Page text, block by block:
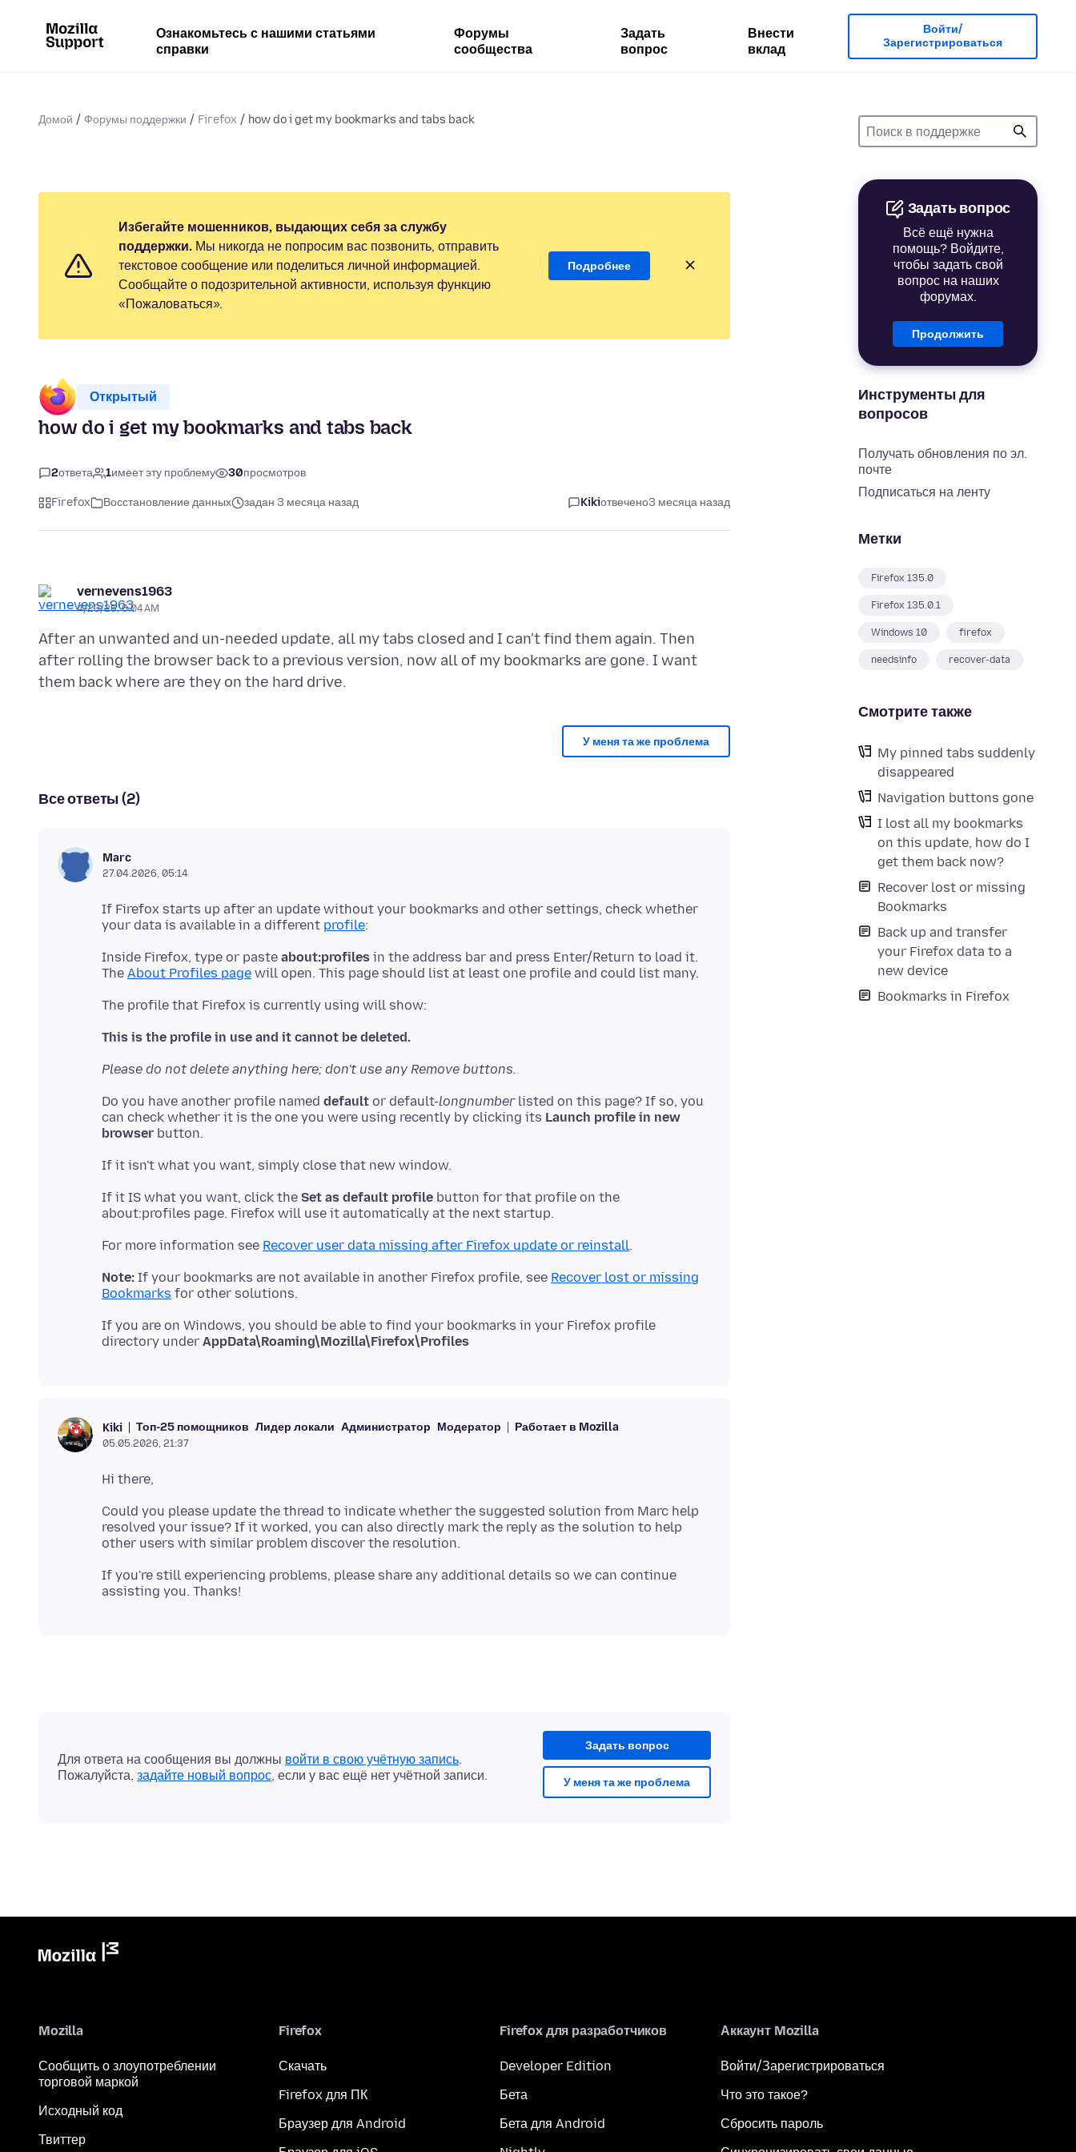
Ознакомьтесь с нашими статьями
справки
Форумы
сообщества
Задать
вопрос
Внести
вклад
Войти/
Зарегистрироваться
Домой Форумы поддержки Firefox how do i get my bookmarks and tabs back
Задать вопрос
Всё ещё нужна
помощь? Войдите,
чтобы задать свой
вопрос на наших
форумах.
Продолжить
Инструменты для
вопросов
Получать обновления по эл.
почте
Подписаться на ленту
Метки
Firefox 135.0
Firefox 135.0.1
Windows 10 firefox
needsinfo recover-data
Смотрите также
My pinned tabs suddenly
disappeared
Navigation buttons gone
I lost all my bookmarks
on this update, how do I
get them back now?
Recover lost or missing
Bookmarks
Back up and transfer
your Firefox data to a
new device
Bookmarks in Firefox
Избегайте мошенников, выдающих себя за службу
поддержки. Мы никогда не попросим вас позвонить, отправить
текстовое сообщение или поделиться личной информацией.
Сообщайте о подозрительной активности, используя функцию
«Пожаловаться».
Подробнее
Открытый
how do i get my bookmarks and tabs back
2ответа 1имеет эту проблему 30просмотров
Firefox Восстановление данных задан 3 месяца назад Kikiотвечено3 месяца назад
vernevens1963
4/23/26, 6:04 AM
After an unwanted and un-needed update, all my tabs closed and I can't find them again. Then
after rolling the browser back to a previous version, now all of my bookmarks are gone. I want
У меня та же проблема
Все ответы (2)
Marc
27.04.2026, 05:14
If Firefox starts up after an update without your bookmarks and other settings, check whether
your data is available in a different profile
Inside Firefox, type or paste about:profiles in the address bar and press Enter/Return to load it.
The About Profiles page
The profile that Firefox is currently using will show:
This is the profile in use and it cannot be deleted.
Please do not delete anything here; don't use any Remove buttons.
Do you have another profile named default or default-longnumberlisted on this page? If so, you
can check whether it is the one you were using recently by clicking its Launch profile in new
browser
If it IS what you want, click the Set as default profile button for that profile on the
For more information see Recover user data missing after Firefox update or reinstall
Note: If your bookmarks are not available in another Firefox profile, see Recover lost or missing
Bookmarks
If you are on Windows, you should be able to find your bookmarks in your Firefox profile
directory under AppData\Roaming\Mozilla\Firefox\Profiles
Kiki Топ-25 помощников Лидер локали Администратор Модератор Работает в Mozilla
05.05.2026, 21:37
Could you please update the thread to indicate whether the suggested solution from Marc help
resolved your issue? If it worked, you can also directly mark the reply as the solution to help
If you're still experiencing problems, please share any additional details so we can continue
Задать вопрос
У меня та же проблема
Для ответа на сообщения вы должны войти в свою учётную запись.
Пожалуйста, задайте новый вопрос, если у вас ещё нет учётной записи.
Mozilla
Сообщить о злоупотреблении
торговой маркой
Исходный код
Твиттер
Firefox
Скачать
Firefox для ПК
Браузер для Android
Firefox для разработчиков
Developer Edition
Бета
Бета для Android
Аккаунт Mozilla
Войти/Зарегистрироваться
Что это такое?
Сбросить пароль